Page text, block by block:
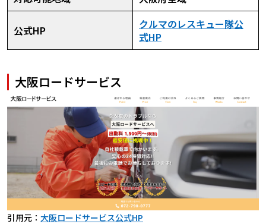
公式HP
クルマのレスキュー隊公
式HP
大阪ロードサービス
引用元： 大阪ロードサービス公式HP